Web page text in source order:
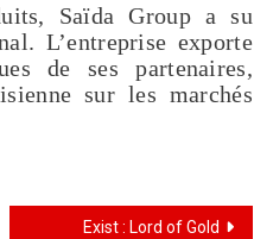
Saïda Group a su
L’entreprise exporte
de ses partenaires,
sur les marchés
Exist : Lord of Gold